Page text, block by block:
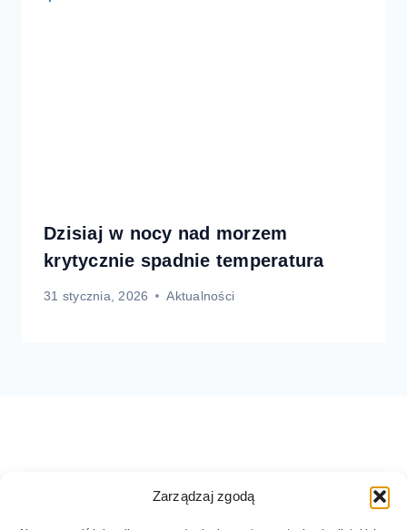
Zarządzaj zgodą
Dzisiaj w nocy nad morzem
krytycznie spadnie temperatura
31 stycznia, 2026 Aktualności